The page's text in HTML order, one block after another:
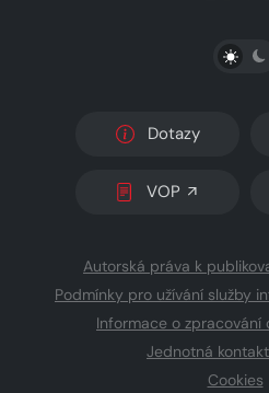
Dotazy
VOP
Autorská práva k
Podmínky pro užívání služby
Informace o zpracování
Jednotná
Cookies